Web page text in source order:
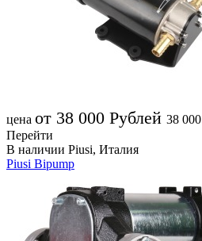
цена от 38 000 Рублей 38 000
Перейти
В наличии Piusi, Италия
Piusi Bipump